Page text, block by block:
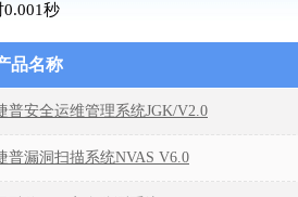
秒
品名称
普安全运维管理系统JGK/V2.0
普漏洞扫描系统NVAS V6.0